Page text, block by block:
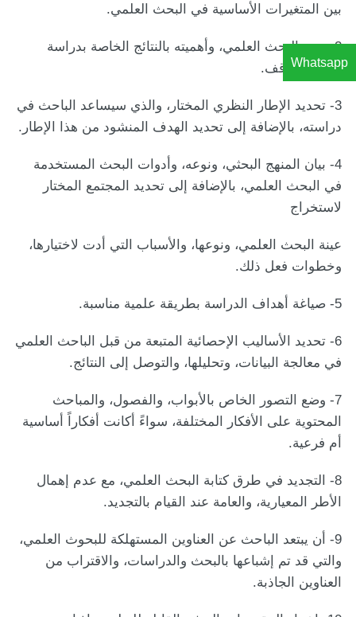
Whatsapp
بين المتغيرات الأساسية في البحث العلمي.
2- دعم البحث العلمي، وأهميته بالنتائج الخاصة بدراسة
تقدير الموقف.
3- تحديد الإطار النظري المختار، والذي سيساعد الباحث في
دراسته، بالإضافة إلى تحديد الهدف المنشود من هذا الإطار.
4- بيان المنهج البحثي، ونوعه، وأدوات البحث المستخدمة
في البحث العلمي، بالإضافة إلى تحديد المجتمع المختار
لاستخراج
عينة البحث العلمي، ونوعها، والأسباب التي أدت لاختيارها،
وخطوات فعل ذلك.
5- صياغة أهداف الدراسة بطريقة علمية مناسبة.
6- تحديد الأساليب الإحصائية المتبعة من قبل الباحث العلمي
في معالجة البيانات، وتحليلها، والتوصل إلى النتائج.
7- وضع التصور الخاص بالأبواب، والفصول، والمباحث
المحتوية على الأفكار المختلفة، سواءً أكانت أفكاراً أساسية
أم فرعية.
8- التجديد في طرق كتابة البحث العلمي، مع عدم إهمال
الأطر المعيارية، والعامة عند القيام بالتجديد.
9- أن يبتعد الباحث عن العناوين المستهلكة للبحوث العلمي،
والتي قد تم إشباعها بالبحث والدراسات، والاقتراب من
العناوين الجاذبة.